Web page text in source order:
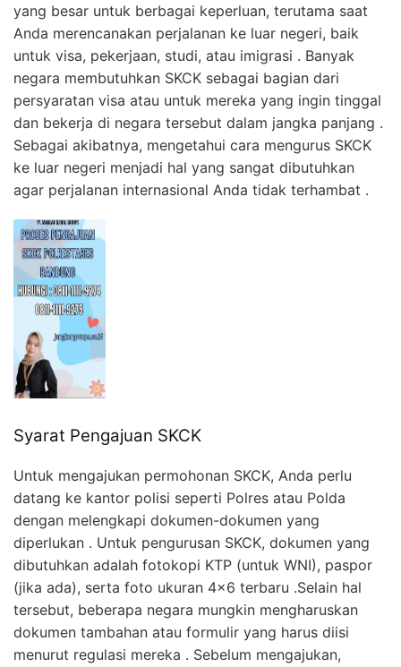
yang besar untuk berbagai keperluan, terutama saat
Anda merencanakan perjalanan ke luar negeri, baik
untuk visa, pekerjaan, studi, atau imigrasi . Banyak
negara membutuhkan SKCK sebagai bagian dari
persyaratan visa atau untuk mereka yang ingin tinggal
dan bekerja di negara tersebut dalam jangka panjang .
Sebagai akibatnya, mengetahui cara mengurus SKCK
ke luar negeri menjadi hal yang sangat dibutuhkan
agar perjalanan internasional Anda tidak terhambat .
Syarat Pengajuan SKCK
Untuk mengajukan permohonan SKCK, Anda perlu
datang ke kantor polisi seperti Polres atau Polda
dengan melengkapi dokumen-dokumen yang
diperlukan . Untuk pengurusan SKCK, dokumen yang
dibutuhkan adalah fotokopi KTP (untuk WNI), paspor
(jika ada), serta foto ukuran 4×6 terbaru .Selain hal
tersebut, beberapa negara mungkin mengharuskan
dokumen tambahan atau formulir yang harus diisi
menurut regulasi mereka . Sebelum mengajukan,